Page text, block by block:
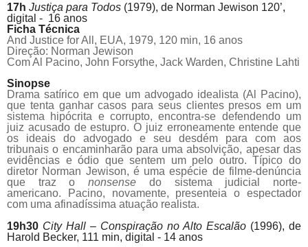
17h Justiça para Todos (1979), de Norman Jewison 120’,
digital - 16 anos
Ficha Técnica
And Justice for All, EUA, 1979, 120 min, 16 anos
Direção: Norman Jewison
Com Al
Pacino, John Forsythe, Jack Warden, Christine Lahti
Sinopse
Drama satírico em que um advogado idealista (Al
Pacino),
que tenta ganhar casos para seus clientes presos em um
sistema hipócrita e corrupto, encontra-se defendendo um
juiz acusado de estupro. O juiz erroneamente entende que
os ideais do advogado e seu desdém para com aos
tribunais o encaminharão para uma absolvição, apesar das
evidências e ódio que sentem um pelo outro. Típico do
diretor Norman Jewison, é uma espécie de filme-denúncia
que traz ononsense do sistema judicial norte-
americano.
Pacino, novamente, presenteia o espectador
com uma afinadíssima atuação realista.
19h30 City Hall – Conspiração no Alto Escalão (1996), de
Harold Becker, 111 min, digital - 14 anos